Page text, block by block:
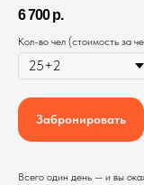
6 700 р.
Кол-во чел (стоимость за
Забронировать
Всего один день — и вы